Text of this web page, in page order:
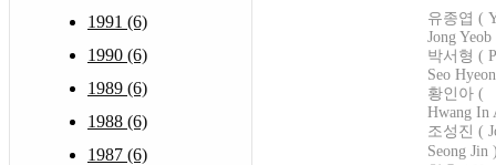
1991 (6)
1990 (6)
1989 (6)
1988 (6)
1987 (6)
유종엽 (
Jong
박서형 (
Seo
황인아 (
Hwang In
조성진 (
Seong Jin